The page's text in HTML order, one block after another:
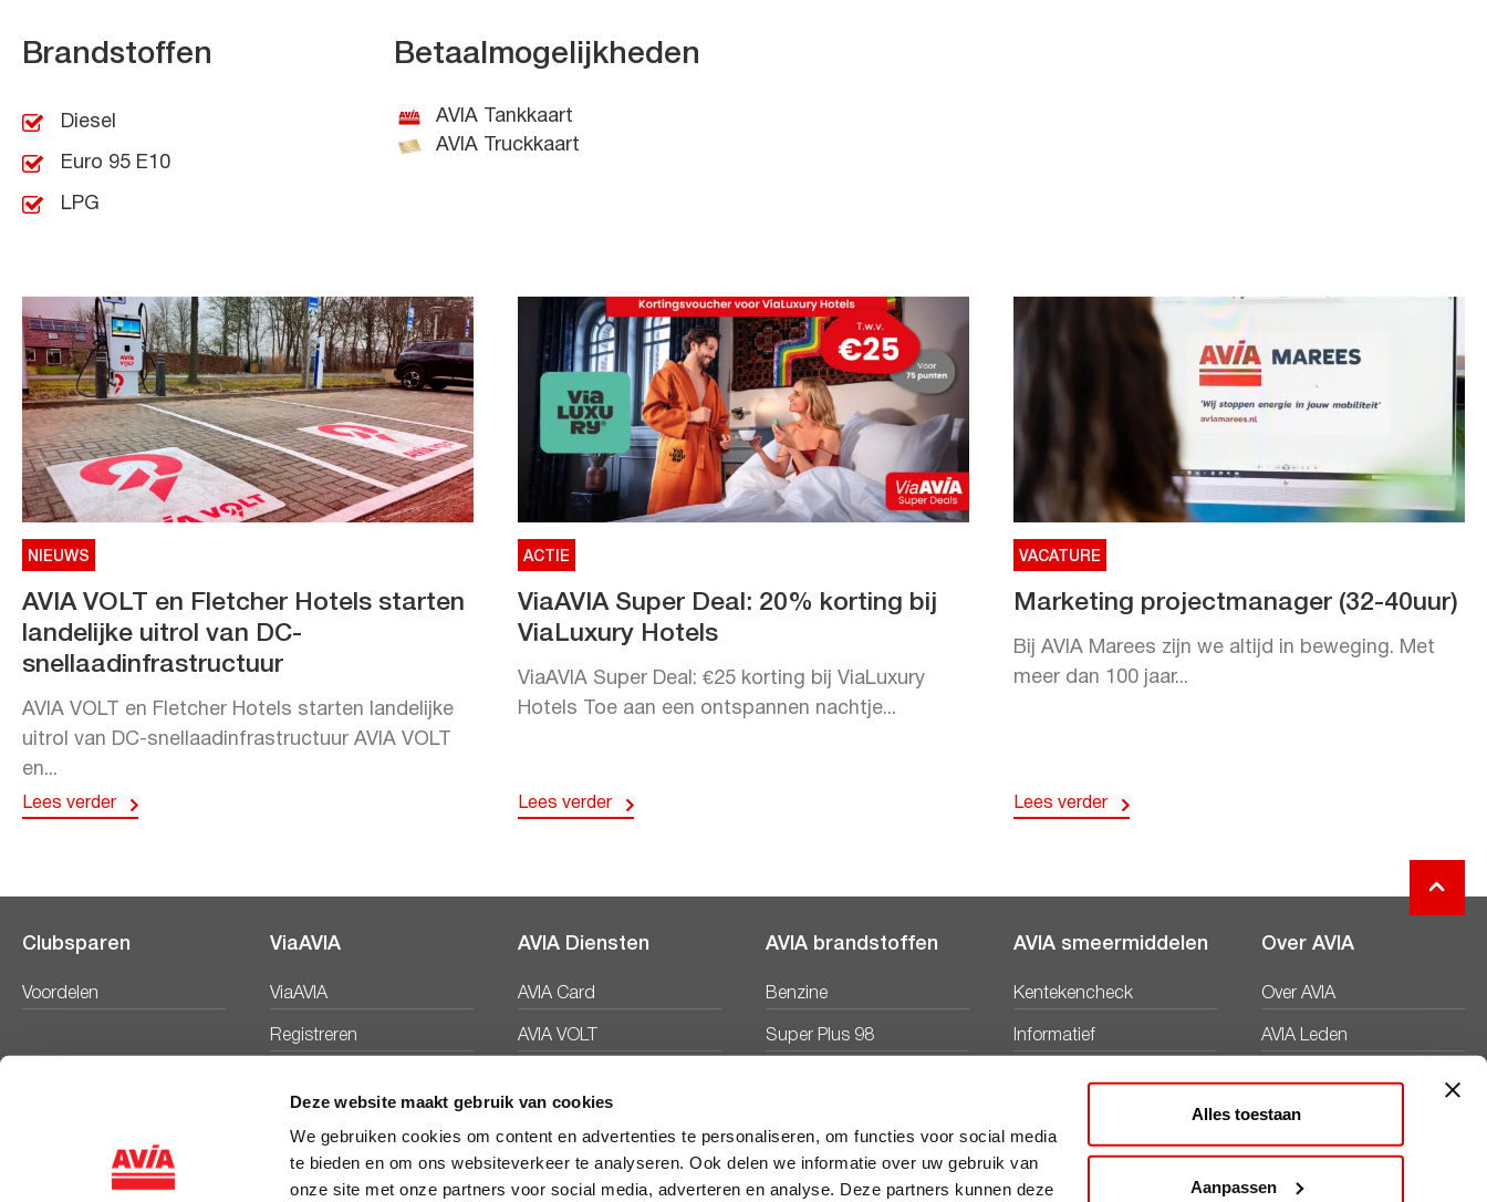
Deze website maakt gebruik van cookies
We gebruiken cookies om content en advertenties te personaliseren, om functies voor social media
te bieden en om ons websiteverkeer te analyseren. Ook delen we informatie over uw gebruik van
onze site met onze partners voor social media, adverteren en analyse. Deze partners kunnen deze
Alles toestaan
Aanpassen
Brandstoffen
Diesel
Euro 95 E10
LPG
Betaalmogelijkheden
AVIA Tankkaart
AVIA Truckkaart
NIEUWS
AVIA VOLT en Fletcher Hotels starten
landelijke uitrol van DC-
snellaadinfrastructuur
AVIA VOLT en Fletcher Hotels starten landelijke
uitrol van DC-snellaadinfrastructuur AVIA VOLT
en...
Lees verder
ACTIE
ViaAVIA Super Deal: 20% korting bij
ViaLuxury Hotels
ViaAVIA Super Deal: €25 korting bij ViaLuxury
Hotels Toe aan een ontspannen nachtje...
Lees verder
VACATURE
Marketing projectmanager (32-40uur)
Bij AVIA Marees zijn we altijd in beweging. Met
meer dan 100 jaar...
Lees verder
Clubsparen
Voordelen
ViaAVIA
ViaAVIA
Registreren
AVIA Diensten
AVIA Card
AVIA VOLT
AVIA brandstoffen
Benzine
Super Plus 98
AVIA smeermiddelen
Kentekencheck
Informatief
Productbladen
Over AVIA
Over AVIA
AVIA Leden
Nieuws
Duurzaamheid
Werken bij